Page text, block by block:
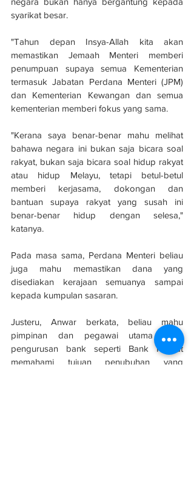
syarikat besar.
"Tahun depan Insya-Allah kita akan
memastikan Jemaah Menteri memberi
penumpuan supaya semua Kementerian
termasuk Jabatan Perdana Menteri (JPM)
dan Kementerian Kewangan dan semua
kementerian memberi fokus yang sama.
"Kerana saya benar-benar mahu melihat
bahawa negara ini bukan saja bicara soal
rakyat, bukan saja bicara soal hidup rakyat
atau hidup Melayu, tetapi betul-betul
memberi kerjasama, dokongan dan
bantuan supaya rakyat yang susah ini
benar-benar hidup dengan selesa,"
katanya.
Pada masa sama, Perdana Menteri beliau
juga mahu memastikan dana yang
disediakan kerajaan semuanya sampai
kepada kumpulan sasaran.
Justeru, Anwar berkata, beliau mahu
pimpinan dan pegawai utama serta
pengurusan bank seperti Bank Rakyat
memahami tujuan penubuhan yang